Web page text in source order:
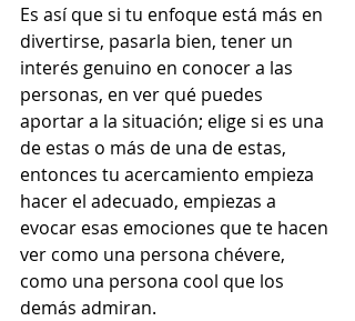
Es así que si tu enfoque está más en
divertirse, pasarla bien, tener un
interés genuino en conocer a las
personas, en ver qué puedes
aportar a la situación; elige si es una
de estas o más de una de estas,
entonces tu acercamiento empieza
hacer el adecuado, empiezas a
evocar esas emociones que te hacen
ver como una persona chévere,
como una persona cool que los
demás admiran.